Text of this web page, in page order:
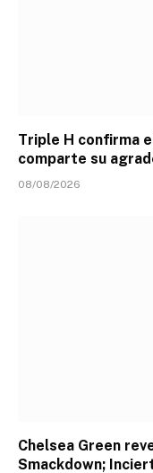
Triple H confirma
comparte su
08/08/2026
Chelsea Green
Smackdown;